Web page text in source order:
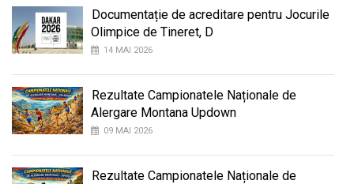
Documentație de acreditare pentru Jocurile
Olimpice de Tineret, D
14 MAI 2026
Rezultate Campionatele Naționale de
Alergare Montana Updown
09 MAI 2026
Rezultate Campionatele Naționale de